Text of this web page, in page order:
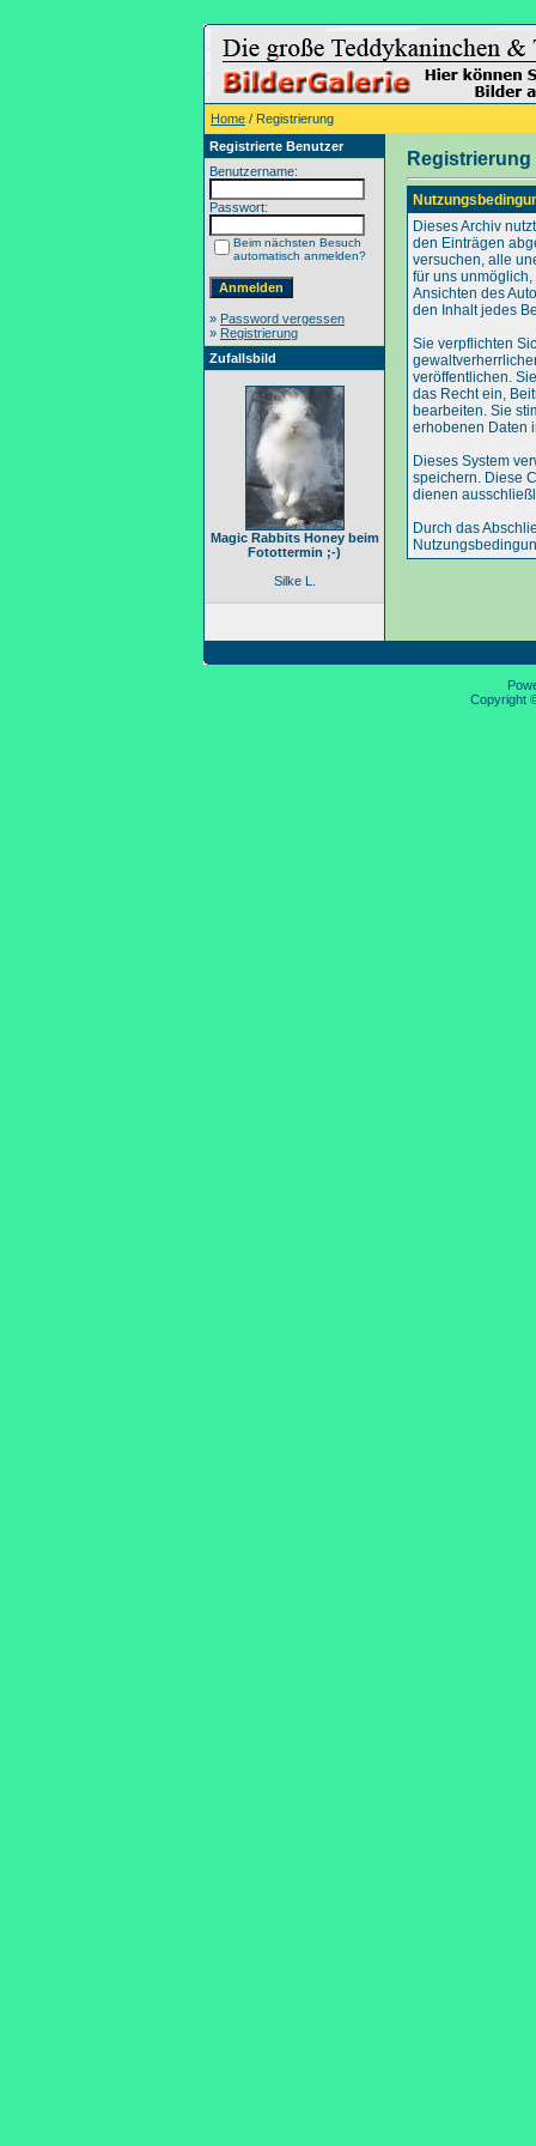
Home / Registrierung
Registrierte Benutzer
Benutzername:
Passwort:
Beim nächsten Besuch
automatisch anmelden?
» Password vergessen
» Registrierung
Zufallsbild
Magic Rabbits Honey beim
Fotottermin ;-)
Silke L.
Registrierung
Dieses Archiv
den Einträgen
versuchen, alle
für uns
Ansichten des
den Inhalt jedes
Sie verpflichten
veröffentlichen.
das Recht ein,
bearbeiten. Sie
erhobenen Daten
Dieses System
speichern. Diese
dienen
Durch das
Copyright